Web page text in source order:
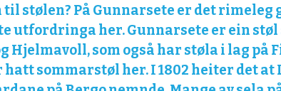
til stølen? På Gunnarsete er det
utfordringa her. Gunnarsete er ein
Hjelmavoll, som også har støla i lag
sommarstøl her. I 1802 heiter det